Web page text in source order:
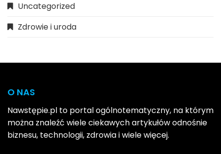
Uncategorized
Zdrowie i uroda
O NAS
Nawstępie.pl to portal ogólnotematyczny, na którym
można znaleźć wiele ciekawych artykułów odnośnie
biznesu, technologii, zdrowia i wiele więcej.